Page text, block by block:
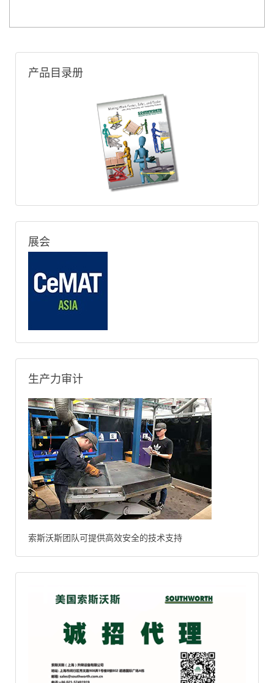
产品目录册
展会
生产力审计
索斯沃斯团队可提供高效安全的技术支持